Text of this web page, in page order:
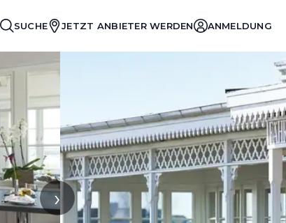
SUCHE JETZT ANBIETER WERDEN ANMELDUNG
›